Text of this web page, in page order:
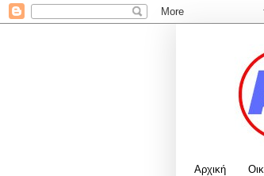
Αρχική